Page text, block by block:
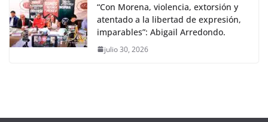
“Con Morena, violencia, extorsión y
atentado a la libertad de expresión,
imparables”: Abigail Arredondo.
julio 30, 2026